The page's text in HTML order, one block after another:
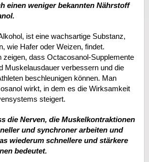
einen weniger bekannten Nährstoff
ist eine wachsartige Substanz,
wie Hafer oder Weizen, findet.
zeigen, dass Octacosanol-Supplemente
Muskelausdauer verbessern und die
beschleunigen können. Man
wirkt, in dem es die Wirksamkeit
steigert.
die Nerven, die Muskelkontraktionen
und synchroner arbeiten und
wiederum schnellere und stärkere
bedeutet.